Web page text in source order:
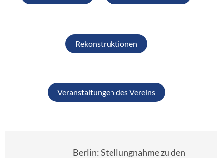
Rekonstruktionen
Veranstaltungen des Vereins
Berlin: Stellungnahme zu den